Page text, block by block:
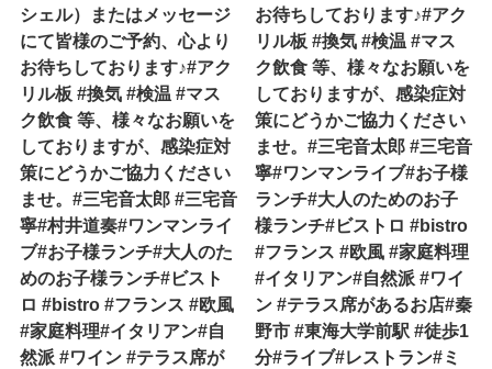
シェル）またはメッセージ
にて皆様のご予約、心より
お待ちしております♪#アク
リル板 #換気 #検温 #マス
ク飲食 等、様々なお願いを
しておりますが、感染症対
策にどうかご協力ください
ませ。#三宅音太郎 #三宅音
寧#村井道奏#ワンマンライ
ブ#お子様ランチ#大人のた
めのお子様ランチ#ビスト
ロ #bistro #フランス #欧風
#家庭料理#イタリアン#自
然派 #ワイン #テラス席が
お待ちしております♪#アク
リル板 #換気 #検温 #マス
ク飲食 等、様々なお願いを
しておりますが、感染症対
策にどうかご協力ください
ませ。#三宅音太郎 #三宅音
寧#ワンマンライブ#お子様
ランチ#大人のためのお子
様ランチ#ビストロ #bistro
#フランス #欧風 #家庭料理
#イタリアン#自然派 #ワイ
ン #テラス席があるお店#秦
野市 #東海大学前駅 #徒歩1
分#ライブ#レストラン#ミ